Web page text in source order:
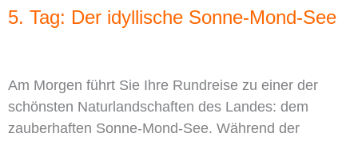
5. Tag: Der idyllische Sonne-Mond-See
Am Morgen führt Sie Ihre Rundreise zu einer der
schönsten Naturlandschaften des Landes: dem
zauberhaften Sonne-Mond-See. Während der